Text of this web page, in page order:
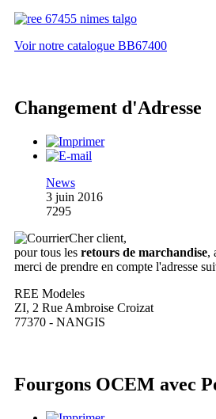
Voir notre catalogue BB67400
Changement d'Adresse
News
3 juin 2016
7295
Cher client,
pour tous les retours de marchandise,
merci de prendre en compte l'adresse
REE Modeles
ZI, 2 Rue Ambroise Croizat
77370 - NANGIS
Fourgons OCEM avec